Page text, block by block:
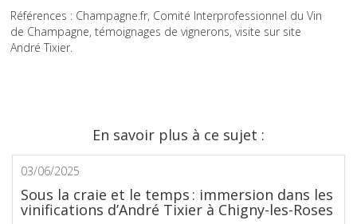
Références : Champagne.fr, Comité Interprofessionnel du Vin
de Champagne, témoignages de vignerons, visite sur site
André Tixier.
En savoir plus à ce sujet :
03/06/2025
Sous la craie et le temps : immersion dans les
vinifications d’André Tixier à Chigny-les-Roses